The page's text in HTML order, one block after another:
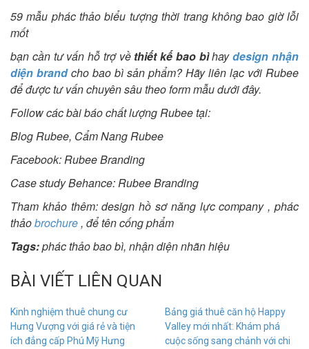
59 mẫu phác thảo biểu tượng thời trang không bao giờ lỗi
mốt
bạn cần tư vấn hỗ trợ về thiết kế bao bìhaydesign nhận
diện brandcho bao bì sản phẩm? Hãy liên lạc với Rubee
để được tư vấn chuyên sâu theo form mẫu dưới đây.
Follow các bài báo chất lượng Rubee tại:
Blog Rubee, Cẩm Nang Rubee
Facebook: Rubee Branding
Case study Behance: Rubee Branding
Tham khảo thêm: design hồ sơ năng lực company , phác
thảobrochure, để tên cống phẩm
Tags:phác thảo bao bì, nhận diện nhãn hiệu
BÀI VIẾT LIÊN QUAN
Kinh nghiệm thuê chung cư
Hưng Vượng với giá rẻ và tiện
ích đẳng cấp Phú Mỹ Hưng
Bảng giá thuê căn hộ Happy
Valley mới nhất: Khám phá
cuộc sống sang chảnh với chi